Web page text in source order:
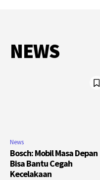
NEWS
News
Bosch: Mobil Masa Depan
Bisa Bantu Cegah
Kecelakaan